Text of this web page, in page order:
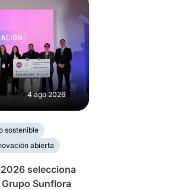
4 ago 2026
sostenible
abierta
selecciona
Sunflora